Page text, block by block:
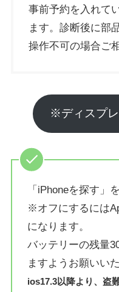
事前予約を入れて
ます。診断後に部
操作不可の場合ご
※ディスプ
「iPhoneを探す」
※オフにするには
になります。
バッテリーの残量
ますようお願いい
ios17.3以降より、盗